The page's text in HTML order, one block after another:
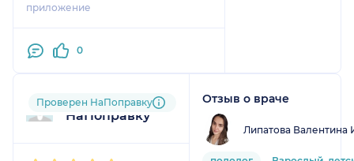
приложение
0
Пользователь
НаПоправку
Проверен НаПоправку Отзыв о враче
Липатова Валентина